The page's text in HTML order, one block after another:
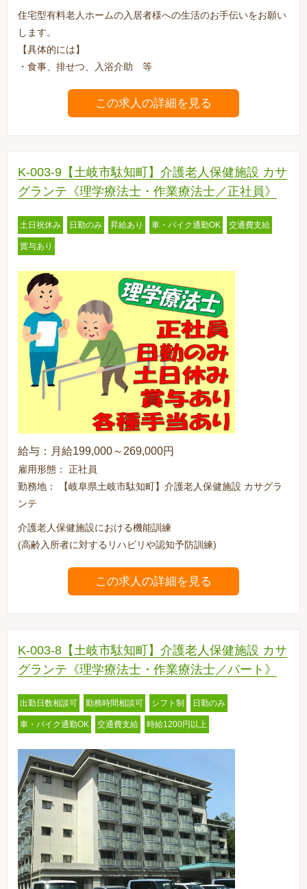
住宅型有料老人ホームの入居者様への生活のお手伝いをお願い
します。
【具体的には】
・食事、排せつ、入浴介助 等
この求人の詳細を見る
K-003-9【土岐市駄知町】介護老人保健施設 カサ
グランテ《理学療法士・作業療法士／正社員》
土日祝休み 日勤のみ 昇給あり 車・バイク通勤OK 交通費支給
賞与あり
給与：月給199,000～269,000円
雇用形態： 正社員
勤務地： 【岐阜県土岐市駄知町】介護老人保健施設 カサグラ
ンテ
介護老人保健施設における機能訓練
(高齢入所者に対するリハビリや認知予防訓練)
この求人の詳細を見る
K-003-8【土岐市駄知町】介護老人保健施設 カサ
グランテ《理学療法士・作業療法士／パート》
出勤日数相談可 勤務時間相談可 シフト制 日勤のみ
車・バイク通勤OK 交通費支給 時給1200円以上